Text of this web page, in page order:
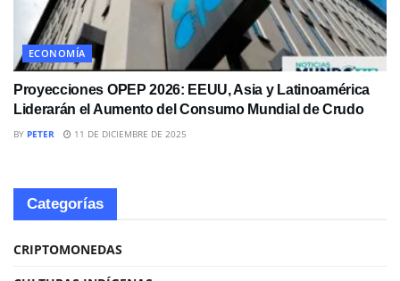
ECONOMÍA
Proyecciones OPEP 2026: EEUU, Asia y Latinoamérica
Liderarán el Aumento del Consumo Mundial de Crudo
BY PETER 11 DE DICIEMBRE DE 2025
Categorías
CRIPTOMONEDAS